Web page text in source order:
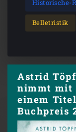
Historische-
Belletristik
Astrid
nimmt mit
einem
Buchpreis